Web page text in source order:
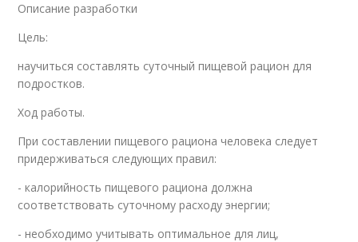
Описание разработки
Цель:
научиться составлять суточный пищевой рацион для
подростков.
Ход работы.
При составлении пищевого рациона человека следует
придерживаться следующих правил:
- калорийность пищевого рациона должна
соответствовать суточному расходу энергии;
- необходимо учитывать оптимальное для лиц,